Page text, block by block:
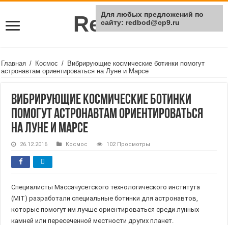
Rei Red
Главная / Космос / Вибрирующие космические ботинки помогут
астронавтам ориентироваться на Луне и Марсе
Вибрирующие космические ботинки
помогут астронавтам ориентироваться
на Луне и Марсе
26.12.2016 Космос 102 Просмотры
Специалисты Массачусетского технологического института
(MIT) разработали специальные ботинки для астронавтов,
которые помогут им лучше ориентироваться среди лунных
камней или пересеченной местности других планет.
Для любых предложений по
сайту: redbod@cp9.ru